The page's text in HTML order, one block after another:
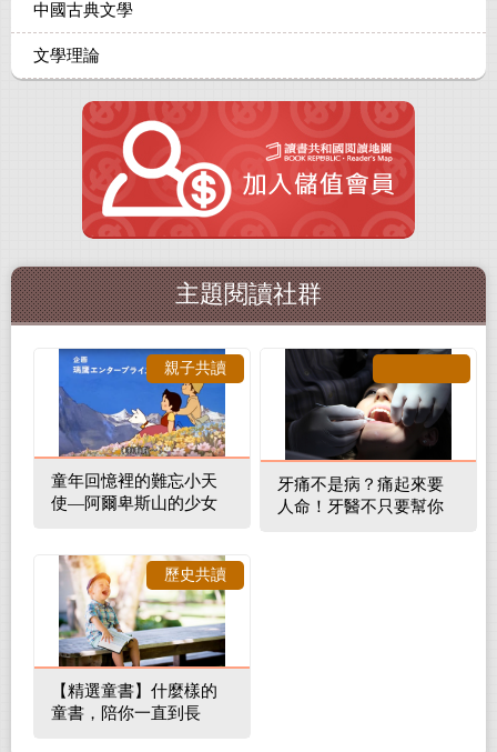
中國古典文學
文學理論
主題閱讀社群
童年回憶裡的難忘小天
使—阿爾卑斯山的少女
親子共讀
牙痛不是病？痛起來要
人命！牙醫不只要幫你
【精選童書】什麼樣的
童書，陪你一直到長
歷史共讀